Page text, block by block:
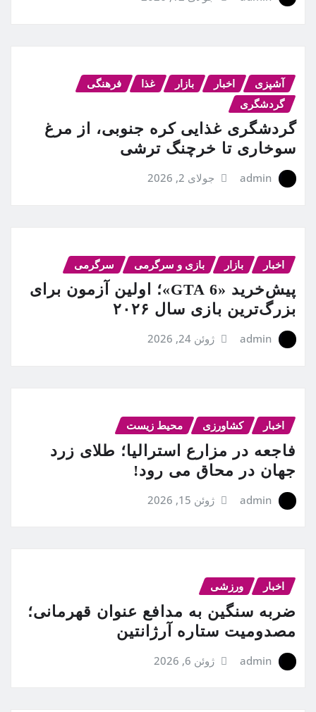
آشپزی اخبار بازار غذا
فرهنگی
گردشگری
گردشگری غذایی کره جنوبی، از مرغ
سوخاری تا خرچنگ ترشی
admin جولای 2, 2026
اخبار بازار بازی و سرگرمی سرگرمی
پیش‌خرید «GTA 6»؛ اولین آزمون برای
بزرگ‌ترین بازی سال ۲۰۲۶
admin ژوئن 24, 2026
اخبار کشاورزی محیط زیست
فاجعه در مزارع استرالیا؛ طلای زرد
جهان در محاق می رود!
admin ژوئن 15, 2026
اخبار ورزشی
ضربه سنگین به مدافع عنوان قهرمانی؛
مصدومیت ستاره آرژانتین
admin ژوئن 6, 2026